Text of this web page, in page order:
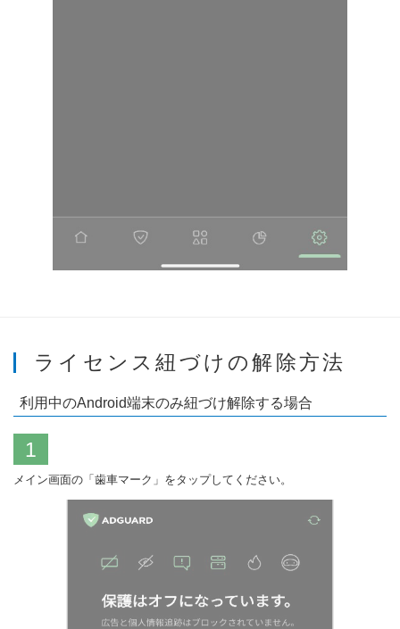
ライセンス紐づけの解除方法
利用中のAndroid端末のみ紐づけ解除する場合
1
メイン画面の「歯車マーク」をタップしてください。